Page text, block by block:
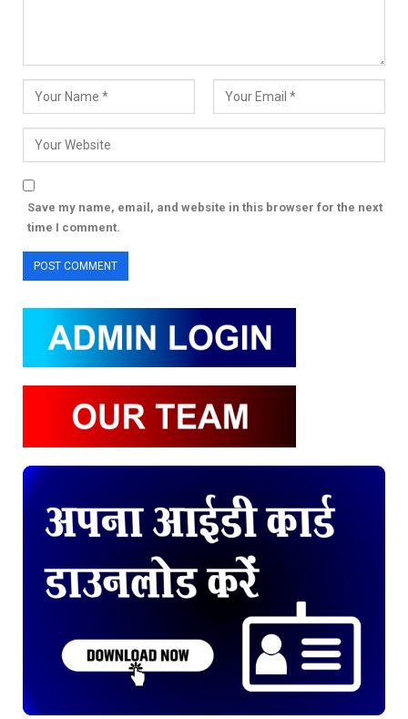
Save my name, email, and website in this browser for the next
time I comment.